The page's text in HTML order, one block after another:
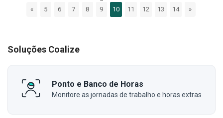
«
5 6 7 8 9 10 11 12 13 14 »
Soluções Coalize
Ponto e Banco de Horas
Monitore as jornadas de trabalho e horas extras